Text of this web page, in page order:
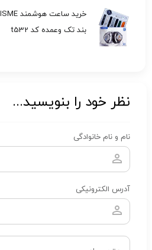
بند تک وعمده کد t532
نظر خود را بنویسید...
نام و نام خانوادگی
آدرس الکترونیکی